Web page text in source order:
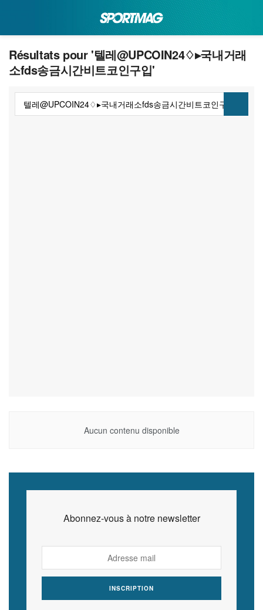
Résultats pour '텔레@UPCOIN24♢▸국내거래
소fds송금시간비트코인구입'
Aucun contenu disponible
Abonnez-vous à notre newsletter